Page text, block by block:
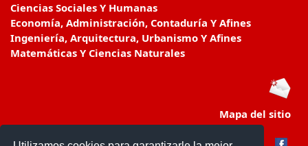
Ciencias Sociales Y Humanas
Economía, Administración, Contaduría Y Afines
Ingeniería, Arquitectura, Urbanismo Y Afines
Matemáticas Y Ciencias Naturales
Mapa del sitio